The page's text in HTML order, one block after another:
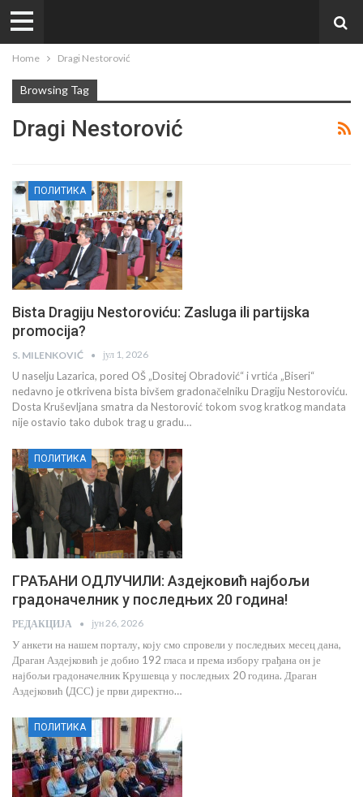
Home Dragi Nestorović
Browsing Tag
Dragi Nestorović
ПОЛИТИКА
Bista Dragiju Nestoroviću: Zasluga ili partijska
promocija?
S. MILENKOVIĆ јул 1, 2026
U naselju Lazarica, pored OŠ „Dositej Obradović“ i vrtića „Biseri“
nedavno je otkrivena bista bivšem gradonačelniku Dragiju Nestoroviću.
Dosta Kruševljana smatra da Nestorović tokom svog kratkog mandata
nije ostavio tako dubok trag u gradu…
ПОЛИТИКА
ГРАЂАНИ ОДЛУЧИЛИ: Аздејковић најбољи
градоначелник у последњих 20 година!
РЕДАКЦИЈА јун 26, 2026
У анкети на нашем порталу, коју смо спровели у последњих месец дана,
Драган Аздејковић је добио 192 гласа и према избору грађана он је
најбољи градоначелник Крушевца у последњих 20 година. Драган
Аздејковић (ДСС) је први директно…
ПОЛИТИКА